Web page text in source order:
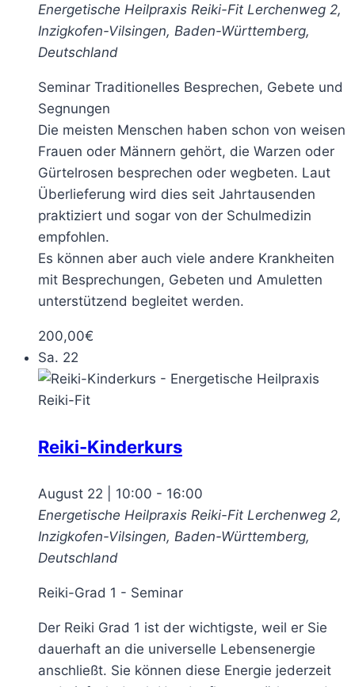
Energetische Heilpraxis Reiki-Fit Lerchenweg 2,
Inzigkofen-Vilsingen, Baden-Württemberg,
Deutschland
Seminar Traditionelles Besprechen, Gebete und
Segnungen
Die meisten Menschen haben schon von weisen
Frauen oder Männern gehört, die Warzen oder
Gürtelrosen besprechen oder wegbeten. Laut
Überlieferung wird dies seit Jahrtausenden
praktiziert und sogar von der Schulmedizin
empfohlen.
Es können aber auch viele andere Krankheiten
mit Besprechungen, Gebeten und Amuletten
unterstützend begleitet werden.
200,00€
Sa. 22
Reiki-Kinderkurs
August 22 | 10:00 - 16:00
Energetische Heilpraxis Reiki-Fit Lerchenweg 2,
Inzigkofen-Vilsingen, Baden-Württemberg,
Deutschland
Reiki-Grad 1 - Seminar
Der Reiki Grad 1 ist der wichtigste, weil er Sie
dauerhaft an die universelle Lebensenergie
anschließt. Sie können diese Energie jederzeit